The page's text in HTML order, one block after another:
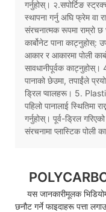
गर्नुहोस्। २.सपोर्टिङ
स्थापना गर्नु अघि फ्रेम वा
संरचनात्मक रूपमा राम्रो छ
कार्बोनेट पाना
आकार र आकारमा पोली
सावधानीपूर्वक काट्नुहोस्।
पानाको छेउमा, तपाईंले
ड्रिल प्वालहरू। 5.
पहिलो पानालाई स्थितिमा
गर्नुहोस्। पूर्व-ड्रिल
संरचनामा प्लास्टिक पोली
यस जानकारीमूलक
छनौट गर्ने फाइदाहरू पत्ता